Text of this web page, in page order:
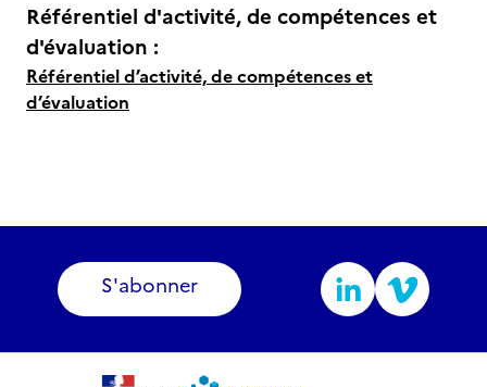
Référentiel d'activité, de compétences et
d'évaluation :
Référentiel d’activité, de compétences et
d’évaluation
S'abonner